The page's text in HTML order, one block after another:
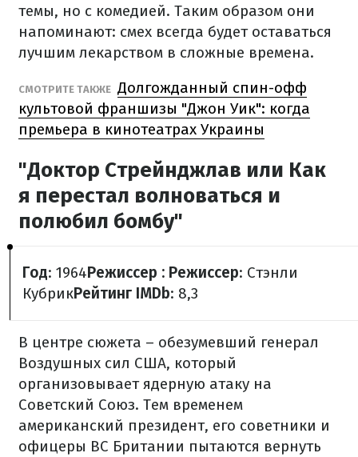
темы, но с комедией. Таким образом они
напоминают: смех всегда будет оставаться
лучшим лекарством в сложные времена.
СМОТРИТЕ ТАКЖЕ Долгожданный спин-офф
культовой франшизы "Джон Уик": когда
премьера в кинотеатрах Украины
"Доктор Стрейнджлав или Как
я перестал волноваться и
полюбил бомбу"
Год: 1964Режиссер : Режиссер: Стэнли
КубрикРейтинг IMDb: 8,3
В центре сюжета – обезумевший генерал
Воздушных сил США, который
организовывает ядерную атаку на
Советский Союз. Тем временем
американский президент, его советники и
офицеры ВС Британии пытаются вернуть